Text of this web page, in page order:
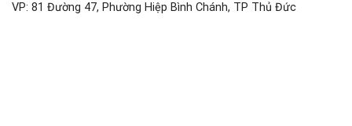
VP: 81 Đường 47, Phường Hiệp Bình Chánh, TP Thủ Đức